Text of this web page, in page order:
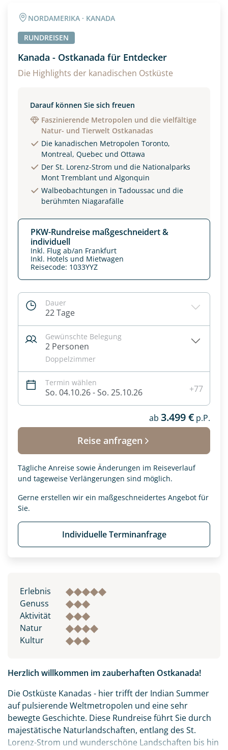
NORDAMERIKA · KANADA
RUNDREISEN
Kanada - Ostkanada für Entdecker
Die Highlights der kanadischen Ostküste
Darauf können Sie sich freuen
Faszinierende Metropolen und die vielfältige
Natur- und Tierwelt Ostkanadas
Die kanadischen Metropolen Toronto,
Montreal, Quebec und Ottawa
Der St. Lorenz-Strom und die Nationalparks
Mont Tremblant und Algonquin
Walbeobachtungen in Tadoussac und die
berühmten Niagarafälle
PKW-Rundreise maßgeschneidert &
individuell
Inkl. Flug ab/an Frankfurt
Inkl. Hotels und Mietwagen
Reisecode: 1033YYZ
Dauer
22 Tage
Gewünschte Belegung
2 Personen
Doppelzimmer
Termin wählen
So. 04.10.26 - So. 25.10.26 +77
ab 3.499 € p.P.
Reise anfragen
Tägliche Anreise sowie Änderungen im Reiseverlauf
und tageweise Verlängerungen sind möglich.
Gerne erstellen wir ein maßgeschneidertes Angebot für
Sie.
Individuelle Terminanfrage
Erlebnis
Genuss
Aktivität
Natur
Kultur
Herzlich willkommen im zauberhaften Ostkanada!
Die Ostküste Kanadas - hier trifft der Indian Summer
auf pulsierende Weltmetropolen und eine sehr
bewegte Geschichte. Diese Rundreise führt Sie durch
majestätische Naturlandschaften, entlang des St.
Lorenz-Strom und wunderschöne Landschaften bis hin
Alter
Unterkunft
EZ Familienzimmer
Reisebeginn
Option 2
Weitere Informationen
Datenschutz & Transparenz ist uns sehr wichtig!
Die Anfrage wird via SSL verschlüsselt an unseren Server
geschickt. Mit Absenden des Formulars, erklären Sie, dass
Widerrufhinweisezur
Kenntnis genommen und akzeptiert haben.